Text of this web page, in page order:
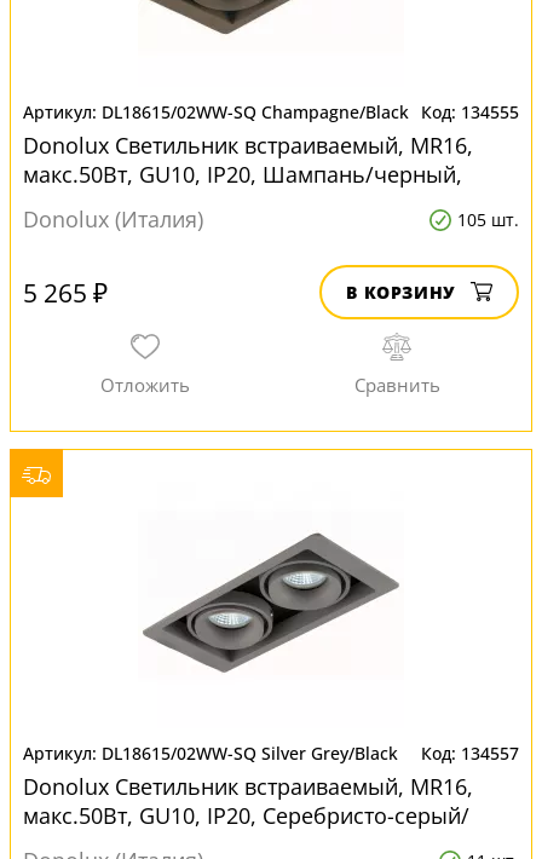
DL18615/02WW-SQ Champagne/Black 134555
Donolux Светильник встраиваемый, MR16,
макс.50Вт, GU10, IP20, Шампань/черный,
D220х105х95 мм, без ла для натяжных
потолков
Donolux (Италия) 105 шт.
5 265 ₽ В КОРЗИНУ
DL18615/02WW-SQ Silver Grey/Black 134557
Donolux Светильник встраиваемый, MR16,
макс.50Вт, GU10, IP20, Серебристо-серый/
черный, D220х105х95 м для натяжных